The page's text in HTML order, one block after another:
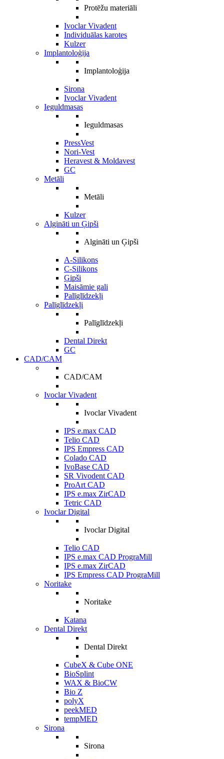
Protēžu materiāli
Ivoclar Vivadent
Individuālas karotes
Kulzer
Implantoloģija
Implantoloģija
Sirona
Ivoclar Vivadent
Ieguldmasas
Ieguldmasas
PressVest
Nori-Vest
Heravest & Moldavest
GC
Metāli
Metāli
Kulzer
Algināti un Ģipši
Algināti un Ģipši
A-Silikons
C-Silikons
Ģipši
Maisāmie gali
Palīglīdzekļi
Palīglīdzekļi
Palīglīdzekļi
Dental Direkt
GC
CAD/CAM
CAD/CAM
Ivoclar Vivadent
Ivoclar Vivadent
IPS e.max CAD
Telio CAD
IPS Empress CAD
Colado CAD
IvoBase CAD
SR Vivodent CAD
ProArt CAD
IPS e.max ZirCAD
Tetric CAD
Ivoclar Digital
Ivoclar Digital
Telio CAD
IPS e.max CAD PrograMill
IPS e.max ZirCAD
IPS Empress CAD PrograMill
Noritake
Noritake
Katana
Dental Direkt
Dental Direkt
CubeX & Cube ONE
BioSplint
WAX & BioCW
Bio Z
polyX
peekMED
tempMED
Sirona
Sirona